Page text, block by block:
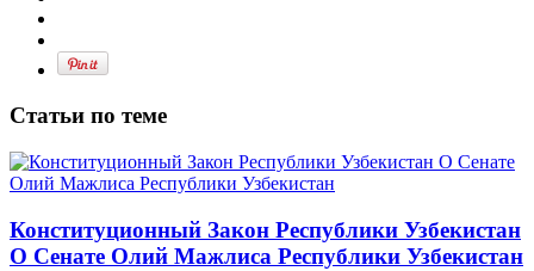
Статьи по теме
Конституционный Закон Республики Узбекистан
О Сенате Олий Мажлиса Республики Узбекистан